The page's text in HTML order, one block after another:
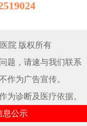
院 版权所有
题，请速与我们联系
作为广告宣传。
为诊断及医疗依据。
息公示